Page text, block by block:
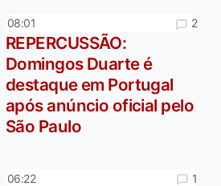
08:01 2
REPERCUSSÃO:
Domingos Duarte é
destaque em Portugal
após anúncio oficial pelo
São Paulo
06:22 1